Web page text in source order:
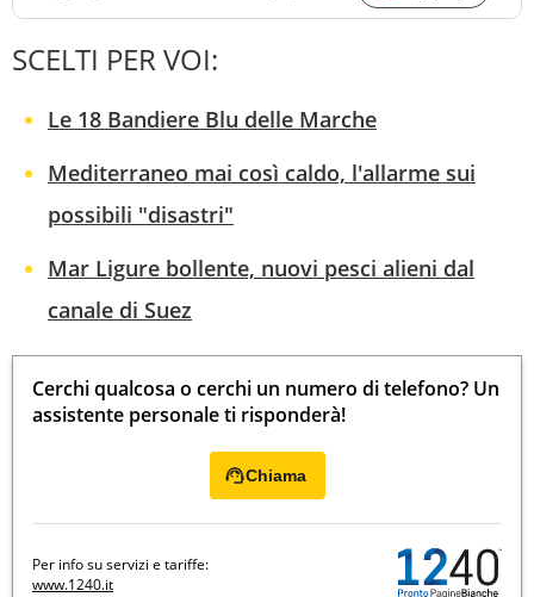
SCELTI PER VOI:
Le 18 Bandiere Blu delle Marche
Mediterraneo mai così caldo, l'allarme sui
possibili "disastri"
Mar Ligure bollente, nuovi pesci alieni dal
canale di Suez
Cerchi qualcosa o cerchi un numero di telefono? Un
assistente personale ti risponderà!
Chiama
Per info su servizi e tariffe:
www.1240.it